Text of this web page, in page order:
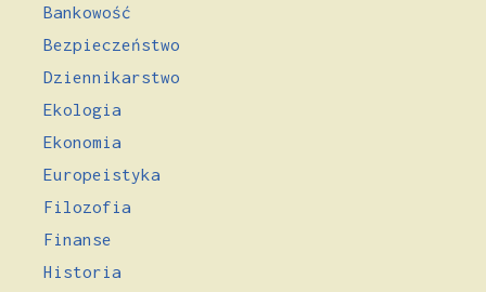
Bankowość
Bezpieczeństwo
Dziennikarstwo
Ekologia
Ekonomia
Europeistyka
Filozofia
Finanse
Historia